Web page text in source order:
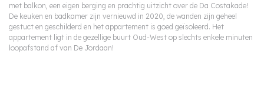
met balkon, een eigen berging en prachtig uitzicht over de Da Costakade!
De keuken en badkamer zijn vernieuwd in 2020, de wanden zijn geheel
gestuct en geschilderd en het appartement is goed geïsoleerd. Het
appartement ligt in de gezellige buurt Oud-West op slechts enkele minuten
loopafstand af van De Jordaan!